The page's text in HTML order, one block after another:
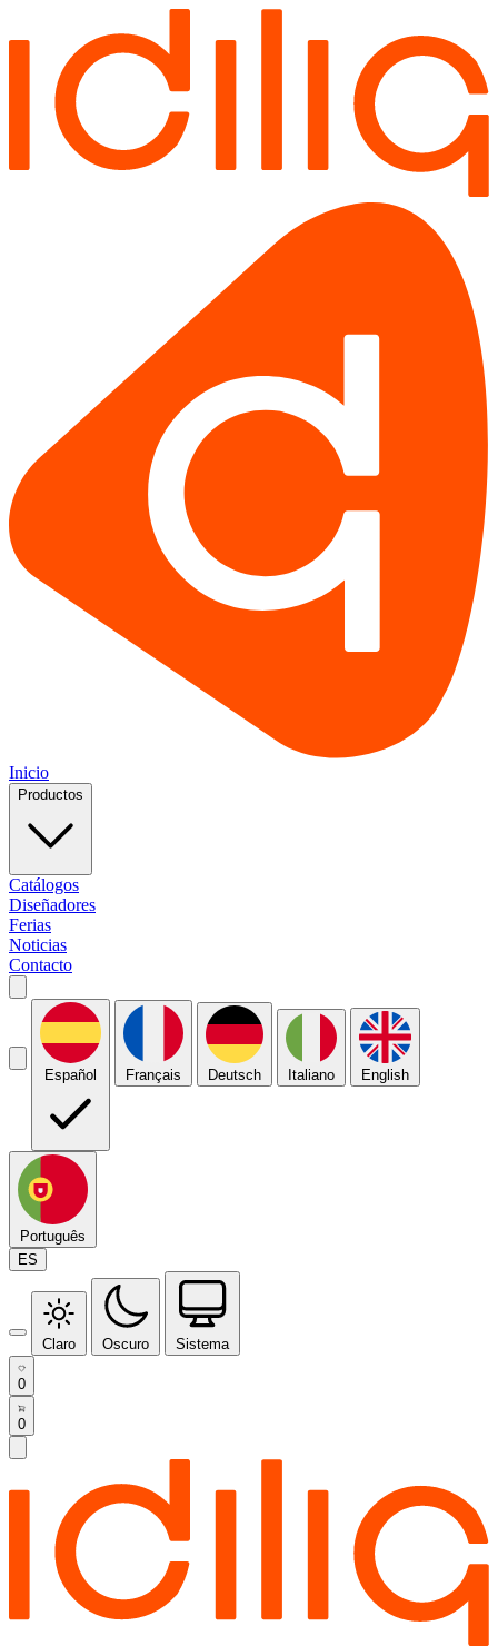
Inicio
Productos
Catálogos
Diseñadores
Ferias
Noticias
Contacto
Español Français Deutsch Italiano English
Português
ES
Claro Oscuro Sistema
0
0